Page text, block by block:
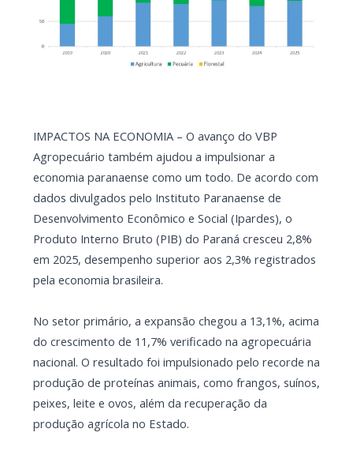
IMPACTOS NA ECONOMIA – O avanço do VBP
Agropecuário também ajudou a impulsionar a
economia paranaense como um todo. De acordo com
dados divulgados pelo Instituto Paranaense de
Desenvolvimento Econômico e Social (Ipardes), o
Produto Interno Bruto (PIB) do Paraná cresceu 2,8%
em 2025, desempenho superior aos 2,3% registrados
pela economia brasileira.
No setor primário, a expansão chegou a 13,1%, acima
do crescimento de 11,7% verificado na agropecuária
nacional. O resultado foi impulsionado pelo recorde na
produção de proteínas animais, como frangos, suínos,
peixes, leite e ovos, além da recuperação da
produção agrícola no Estado.